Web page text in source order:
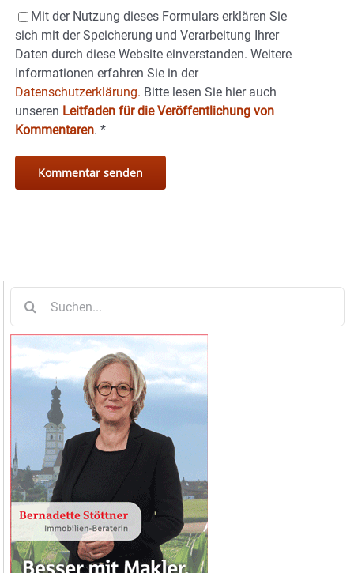
Mit der Nutzung dieses Formulars erklären Sie
sich mit der Speicherung und Verarbeitung Ihrer
Daten durch diese Website einverstanden. Weitere
Informationen erfahren Sie in der
Datenschutzerklärung. Bitte lesen Sie hier auch
unseren Leitfaden für die Veröffentlichung von
Kommentaren. *
nach: